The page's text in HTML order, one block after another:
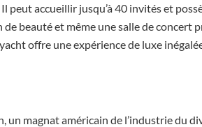
peut accueillir jusqu’à 40 invités et
beauté et même une salle de concert
offre une expérience de luxe
un magnat américain de l’industrie du